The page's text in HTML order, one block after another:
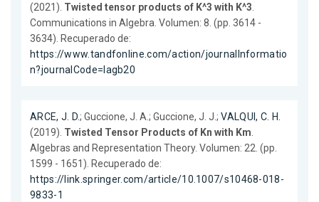
(2021). Twisted tensor products of K^3 with K^3.
Communications in Algebra. Volumen: 8. (pp. 3614 -
3634). Recuperado de:
https://www.tandfonline.com/action/journalInformatio
n?journalCode=lagb20
ARCE, J. D.; Guccione, J. A.; Guccione, J. J.;VALQUI, C. H.
(2019). Twisted Tensor Products of Kn with Km.
Algebras and Representation Theory. Volumen: 22. (pp.
1599 - 1651). Recuperado de:
https://link.springer.com/article/10.1007/s10468-018-
9833-1